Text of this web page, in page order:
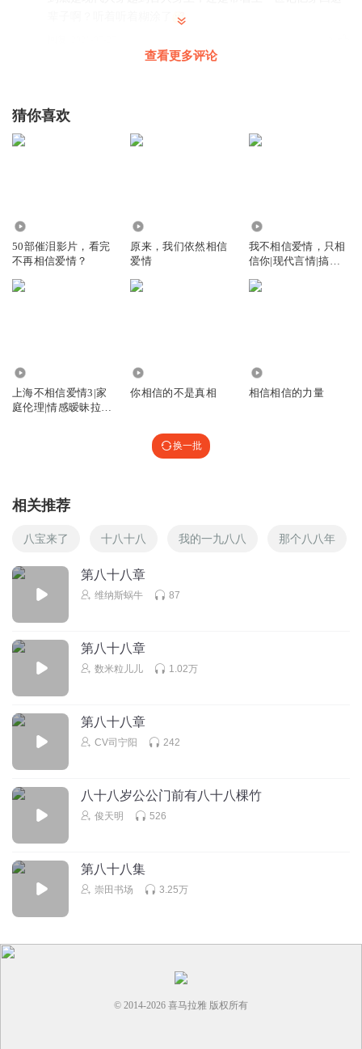
听友241043459
屈氏傻吧
查看更多评论
猜你喜欢
50部催泪影片，看完
不再相信爱情？
原来，我们依然相信
爱情
我不相信爱情，只相
信你|现代言情|搞笑|
上海不相信爱情3|家
庭伦理|情感暧昧拉
你相信的不是真相 相信相信的力量
换一批
相关推荐
八宝来了 十八十八 我的一九八八 那个八八年
第八十八章
维纳斯蜗牛 87
第八十八章
数米粒儿儿 1.02万
第八十八章
CV司宁阳 242
八十八岁公公门前有八十八棵竹
俊天明 526
第八十八集
崇田书场 3.25万
© 2014-2026 喜马拉雅 版权所有